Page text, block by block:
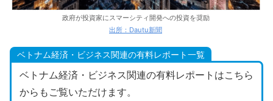
政府が投資家にスマーシティ開発への投資を奨励
出所：Dautu新聞
ベトナム経済・ビジネス関連の有料レポート一覧
ベトナム経済・ビジネス関連の有料レポートはこちら
からもご覧いただけます。